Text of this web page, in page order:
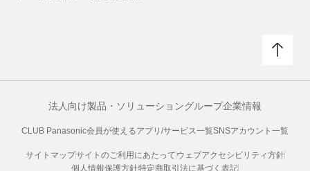
法人向け製品・ソリューショングループ企業情報
CLUB Panasonic会員が使えるアプリ/サービス一覧SNSアカウント一覧
サイトマップサイトのご利用にあたって ウェブアクセシビリティ方針
個人情報保護方針特定商取引法に基づく表記